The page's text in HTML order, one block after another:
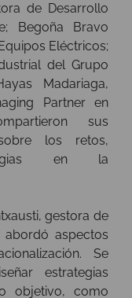
de Desarrollo
Begoña Bravo
Eléctricos;
del Grupo
Madariaga,
Partner en
sus
los retos,
en la
gestora de
aspectos
Se
estrategias
objetivo, como